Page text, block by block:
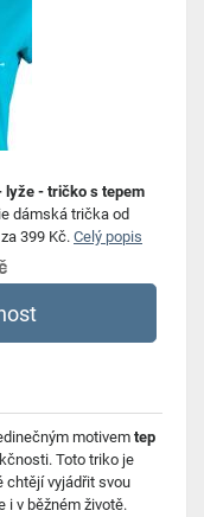
lyže - tričko s tepem
dámská trička od
399 Kč. Celý popis
motivem tep
Toto triko je
chtějí vyjádřit svou
i v běžném životě.